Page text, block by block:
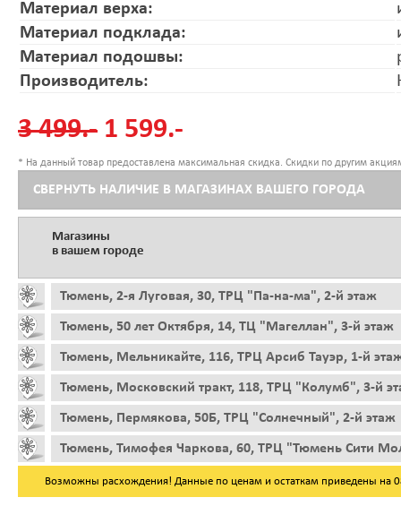
Материал верха:
Материал подклада:
Материал подошвы:
Производитель:
3 499.- 1 599.-
* На данный товар предоставлена максимальная скидка. Скидки по другим
СВЕРНУТЬ НАЛИЧИЕ В МАГАЗИНАХ ВАШЕГО ГОРОДА
Магазины
в вашем городе
Тюмень, 2-я Луговая, 30, ТРЦ "Па-на-ма", 2-й этаж
Тюмень, 50 лет Октября, 14, ТЦ "Магеллан", 3-й этаж
Тюмень, Мельникайте, 116, ТРЦ Арсиб Тауэр, 1-й
Тюмень, Московский тракт, 118, ТРЦ "Колумб", 3-й
Тюмень, Пермякова, 50Б, ТРЦ "Солнечный", 2-й этаж
Тюмень, Тимофея Чаркова, 60, ТРЦ "Тюмень Сити
Возможны расхождения! Данные по ценам и остаткам приведены на